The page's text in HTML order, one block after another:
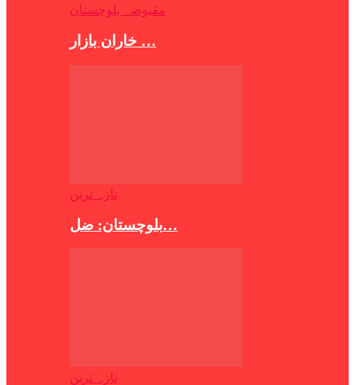
مقبوضہ بلوچستان
خاران بازار …
تازہ ترین
بلوچستان: ضل…
تازہ ترین